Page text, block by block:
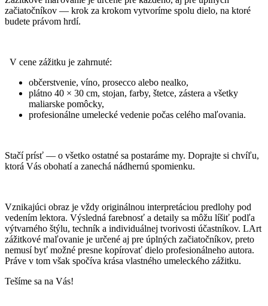
začiatočníkov — krok za krokom vytvoríme spolu dielo, na ktoré
budete právom hrdí.
V cene zážitku je zahrnuté:
občerstvenie, víno, prosecco alebo nealko,
plátno 40 × 30 cm, stojan, farby, štetce, zástera a všetky
maliarske pomôcky,
profesionálne umelecké vedenie počas celého maľovania.
Stačí prísť — o všetko ostatné sa postaráme my. Doprajte si chvíľu,
ktorá Vás obohatí a zanechá nádhernú spomienku.
Vznikajúci obraz je vždy originálnou interpretáciou predlohy pod
vedením lektora. Výsledná farebnosť a detaily sa môžu líšiť podľa
výtvarného štýlu, techník a individuálnej tvorivosti účastníkov. LArt
zážitkové maľovanie je určené aj pre úplných začiatočníkov, preto
nemusí byť možné presne kopírovať dielo profesionálneho autora.
Práve v tom však spočíva krása vlastného umeleckého zážitku.
Tešíme sa na Vás!